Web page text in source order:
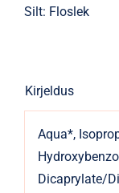
nahale
Silt: Floslek
Kirjeldus
Aqua*,
Dicaprylate/